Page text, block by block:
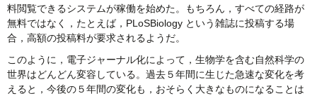
料閲覧できるシステムが稼働を始めた。もちろん，すべての経路が
無料ではなく，たとえば，PLoSBiology という雑誌に投稿する場
合，高額の投稿料が要求されるようだ。
このように，電子ジャーナル化によって，生物学を含む自然科学の
世界はどんどん変容している。過去５年間に生じた急速な変化を考
えると，今後の５年間の変化も，おそらく大きなものになることは